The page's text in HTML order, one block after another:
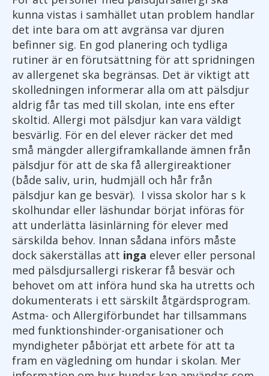
kunna vistas i samhället utan problem handlar
det inte bara om att avgränsa var djuren
befinner sig. En god planering och tydliga
rutiner är en förutsättning för att spridningen
av allergenet ska begränsas. Det är viktigt att
skolledningen informerar alla om att pälsdjur
aldrig får tas med till skolan, inte ens efter
skoltid. Allergi mot pälsdjur kan vara väldigt
besvärlig. För en del elever räcker det med
små mängder allergiframkallande ämnen från
pälsdjur för att de ska få allergireaktioner
(både saliv, urin, hudmjäll och hår från
pälsdjur kan ge besvär). I vissa skolor har s k
skolhundar eller läshundar börjat införas för
att underlätta läsinlärning för elever med
särskilda behov. Innan sådana införs måste
dock säkerställas att inga elever eller personal
med pälsdjursallergi riskerar få besvär och
behovet om att införa hund ska ha utretts och
dokumenterats i ett särskilt åtgärdsprogram.
Astma- och Allergiförbundet har tillsammans
med funktionshinder-organisationer och
myndigheter påbörjat ett arbete för att ta
fram en vägledning om hundar i skolan. Mer